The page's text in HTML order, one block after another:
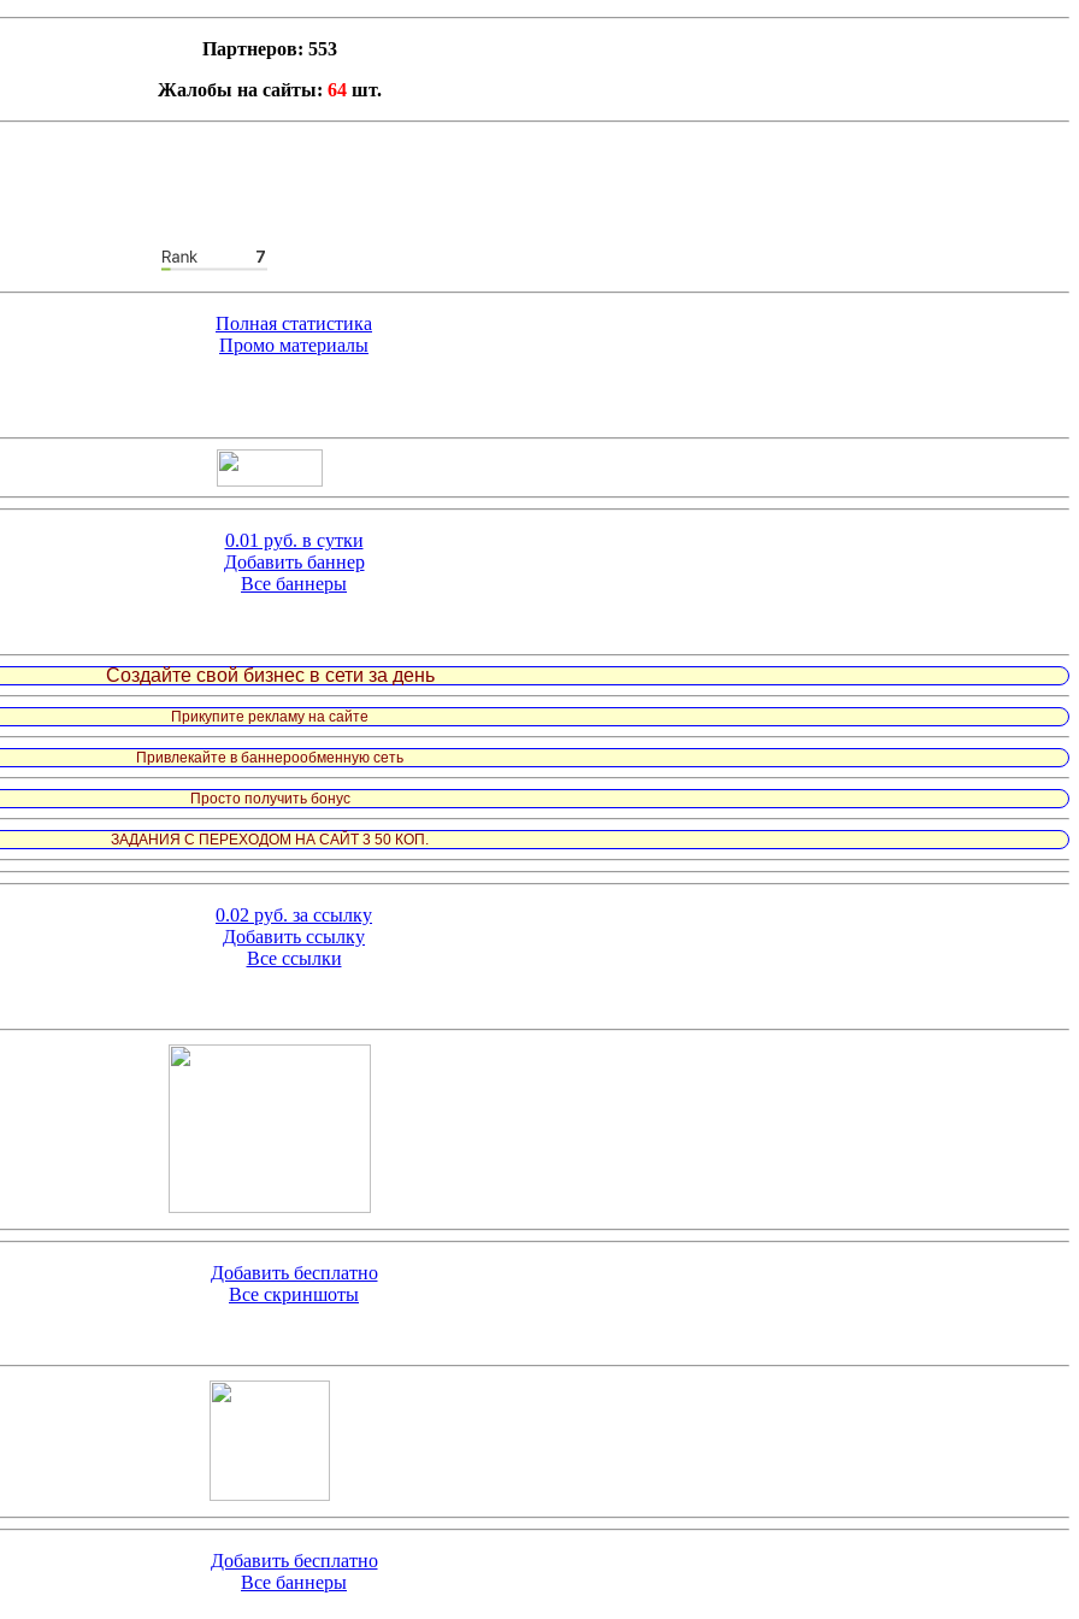
Партнеров: 553
Жалобы на сайты: 64 шт.
Полная статистика
Промо материалы
0.01 руб. в сутки
Добавить баннер
Все баннеры
Создайте свой бизнес в сети за день
Прикупите рекламу на сайте
Привлекайте в баннерообменную сеть
Просто получить бонус
ЗАДАНИЯ С ПЕРЕХОДОМ НА САЙТ 3 50 КОП.
0.02 руб. за ссылку
Добавить ссылку
Все ссылки
Добавить бесплатно
Все скриншоты
Добавить бесплатно
Все баннеры